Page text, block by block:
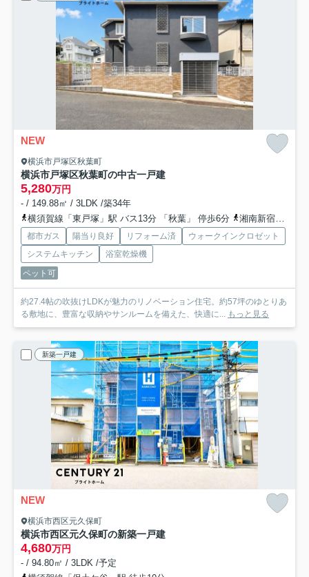
NEW
横浜市戸塚区秋葉町
横浜市戸塚区秋葉町の中古一戸建
5,280万円
- / 149.88㎡ / 3LDK /築34年
横須賀線「東戸塚」駅 バス13分 「秋葉」 停歩6分
湘南新宿ライン宇須「戸塚」駅 バス10分 「富士橋」 停歩13分
都市ガス 陽当り良好 リフォーム済
ウォークインクロゼット
システムキッチン
浴室乾燥機
ペット可
約27.4帖の吹抜けLDKが魅力のリノベーション住宅。約57坪のゆとりあ
る敷地に、豊富な収納やサンルームを備えた、快適に... もっと見る
新築一戸建
NEW
横浜市西区元久保町
横浜市西区元久保町の新築一戸建
4,680万円
- / 94.80㎡ / 3LDK /予定